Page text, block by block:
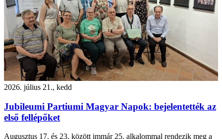
2026. július 21., kedd
Jubileumi Partiumi Magyar Napok: bejelentették az
első fellépőket
Augusztus 17. és 23. között immár 25. alkalommal rendezik meg a